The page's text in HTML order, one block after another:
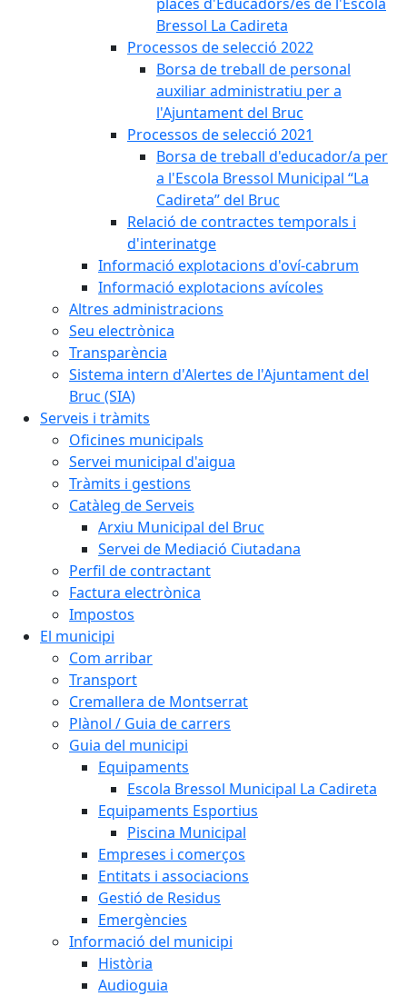
Bressol La Cadireta
Processos de selecció 2022
Borsa de treball de personal
auxiliar administratiu per a
l'Ajuntament del Bruc
Processos de selecció 2021
Borsa de treball d'educador/a per
a l'Escola Bressol Municipal “La
Cadireta” del Bruc
Relació de contractes temporals i
d'interinatge
Informació explotacions d'oví-cabrum
Informació explotacions avícoles
Altres administracions
Seu electrònica
Transparència
Sistema intern d'Alertes de l'Ajuntament del
Bruc (SIA)
Serveis i tràmits
Oficines municipals
Servei municipal d'aigua
Tràmits i gestions
Catàleg de Serveis
Arxiu Municipal del Bruc
Servei de Mediació Ciutadana
Perfil de contractant
Factura electrònica
Impostos
El municipi
Com arribar
Transport
Cremallera de Montserrat
Plànol / Guia de carrers
Guia del municipi
Equipaments
Escola Bressol Municipal La Cadireta
Equipaments Esportius
Piscina Municipal
Empreses i comerços
Entitats i associacions
Gestió de Residus
Emergències
Informació del municipi
Història
Audioguia